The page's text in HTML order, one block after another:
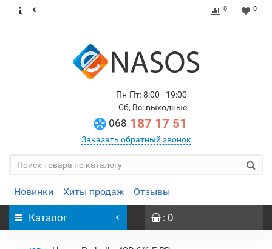
0 0
Пн-Пт: 8:00 - 19:00
Сб, Вс: выходные
068 187 17 51
Заказать обратный звонок
Новинки Хиты продаж Отзывы
Каталог : 0